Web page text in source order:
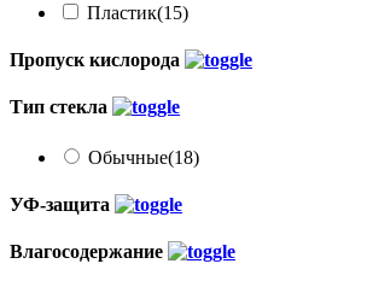
Пластик(15)
Пропуск кислорода
Тип стекла
Обычные(18)
УФ-защита
Влагосодержание